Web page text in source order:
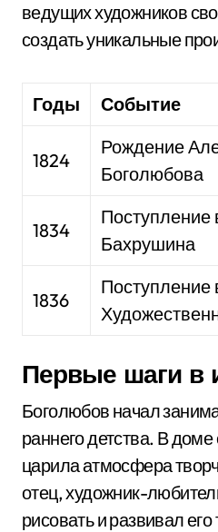
ведущих художников
создать уникальные
Годы Событие
1824
Рождение
Боголюбова
1834
Поступление
Бахрушина
1836
Первые шаги в
Боголюбов начал
раннего детства. В доме
царила атмосфера
отец, художник-
рисовать и развивал его